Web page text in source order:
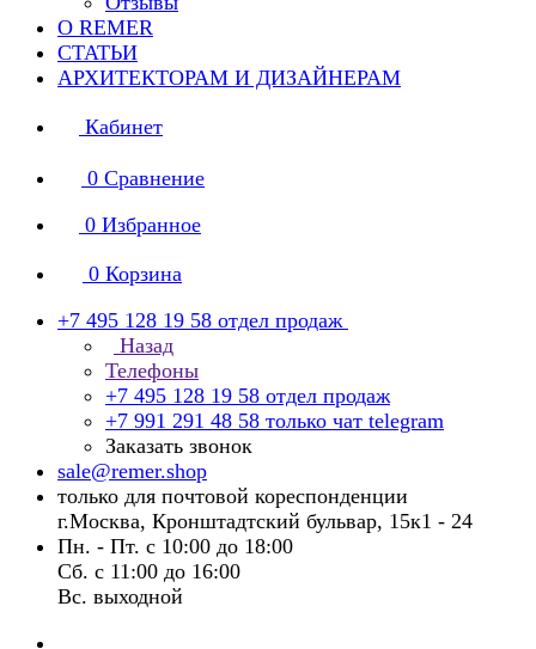
О REMER
СТАТЬИ
АРХИТЕКТОРАМ И ДИЗАЙНЕРАМ
Кабинет
0 Сравнение
0 Избранное
0 Корзина
+7 495 128 19 58 отдел продаж
Назад
Телефоны
+7 495 128 19 58 отдел продаж
+7 991 291 48 58 только чат telegram
Заказать звонок
sale@remer.shop
только для почтовой кореспонденции
г.Москва, Кронштадтский бульвар, 15к1 - 24
Пн. - Пт. с 10:00 до 18:00
Сб. с 11:00 до 16:00
Вс. выходной